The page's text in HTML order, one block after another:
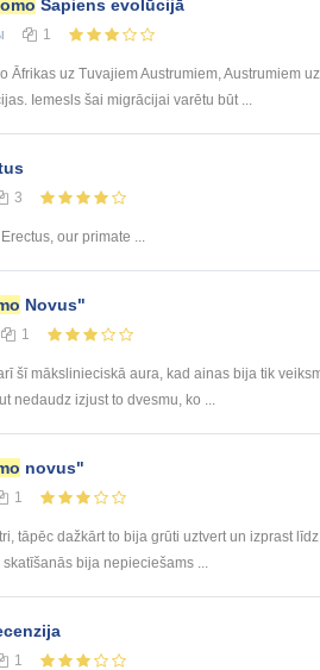
Sapiens evolūcijā
1
Āfrikas uz Tuvajiem Austrumiem, Austrumiem
Iemesls šai migrācijai varētu būt ...
3
Erectus, our primate ...
Novus"
1
šī mākslinieciskā aura, kad ainas bija tik
nedaudz izjust to dvesmu, ko ...
novus"
1
tāpēc dažkārt to bija grūti uztvert un izprast
bija nepieciešams ...
1